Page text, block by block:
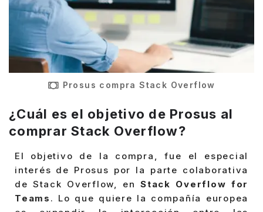
Prosus compra Stack Overflow
¿Cuál es el objetivo de Prosus al
comprar Stack Overflow?
El objetivo de la compra, fue el especial
interés de Prosus por la parte colaborativa
de Stack Overflow, enStack Overflow for
Teams . Lo que quiere la compañía europea